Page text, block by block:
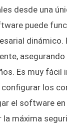
desde una
puede
dinámico.
Es muy fácil
los
el software
la máxima